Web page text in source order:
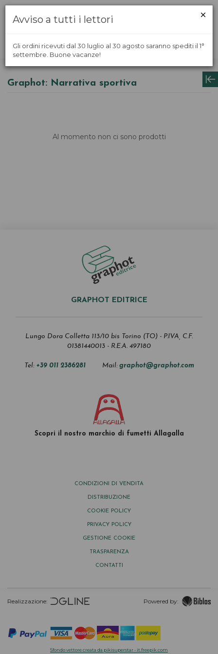
Graphot: Narrativa sportiva
Al momento non ci sono prodotti
GRAPHOT EDITRICE
Lungo Dora Colletta 113/10 bis Torino (TO) - P.IVA, C.F.
01381440013 - R.E.A. 497180
Tel: +39 011 2386281 Mail: graphot@graphot.com
Scopri il nostro marchio di fumetti Allagalla
CONDIZIONI DI VENDITA
DISTRIBUZIONE
COOKIE POLICY
PRIVACY POLICY
GESTIONE COOKIE
TRASPARENZA
CONTATTI
Realizzazione: Powered by:
Sfondo vettore creata da pikisuperstar - it.freepik.com
Avviso a tutti i lettori
Gli ordini ricevuti dal 30 luglio al 30 agosto saranno spediti il 1°
settembre. Buone vacanze!